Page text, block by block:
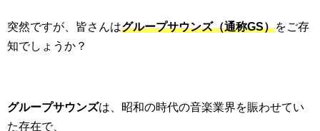
突然ですが、皆さんはグループサウンズ（通称GS）をご存
知でしょうか？
グループサウンズは、昭和の時代の音楽業界を賑わせてい
た存在で、